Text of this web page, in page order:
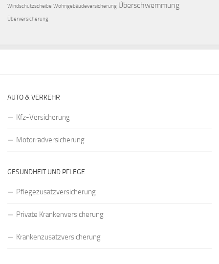
Windschutzscheibe Wohngebäudeversicherung Überschwemmung
Überversicherung
AUTO & VERKEHR
Kfz-Versicherung
Motorradversicherung
GESUNDHEIT UND PFLEGE
Pflegezusatzversicherung
Private Krankenversicherung
Krankenzusatzversicherung